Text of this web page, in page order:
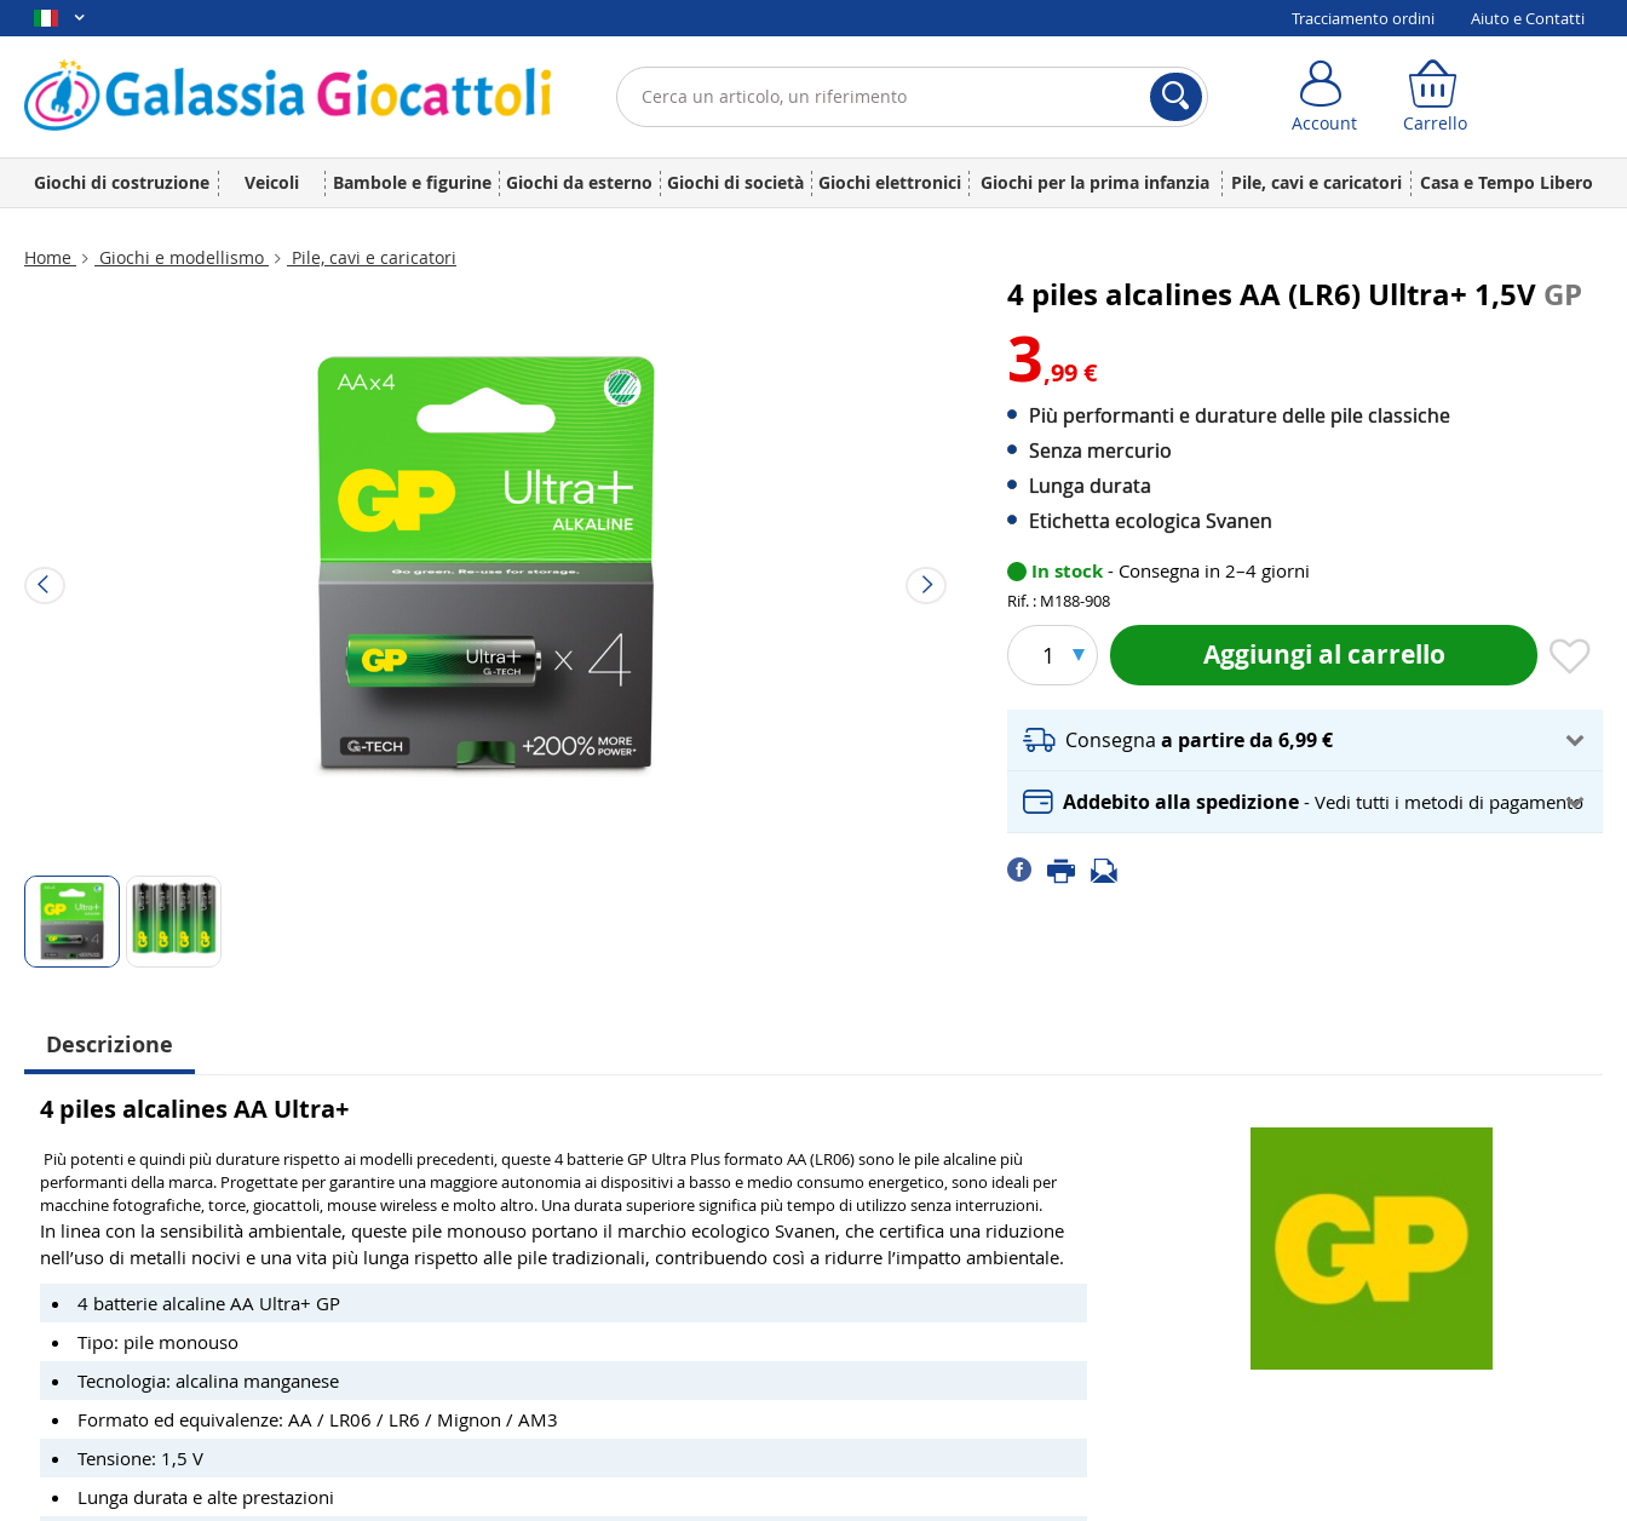
Tracciamento ordini Aiuto e Contatti
Account Carrello
Giochi di costruzione Veicoli Bambole e figurine Giochi da esterno Giochi di società Giochi elettronici Giochi per la prima infanzia Pile, cavi e caricatori Casa e Tempo Libero
Home Giochi e modellismo Pile, cavi e caricatori
4 piles alcalines AA (LR6) Ulltra+ 1,5V GP
3,99 €
Più performanti e durature delle pile classiche
Senza mercurio
Lunga durata
Etichetta ecologica Svanen
In stock - Consegna in 2–4 giorni
Rif. : M188-908
1 Aggiungi al carrello
Consegnaa partire da 6,99 €
Addebito alla spedizione- Vedi tutti i metodi di pagamento
Descrizione
4 piles alcalines AA Ultra+
Più potenti e quindi più durature rispetto ai modelli precedenti, queste 4 batterie GP Ultra Plus formato AA (LR06) sono le pile alcaline più
performanti della marca. Progettate per garantire una maggiore autonomia ai dispositivi a basso e medio consumo energetico, sono ideali per
macchine fotografiche, torce, giocattoli, mouse wireless e molto altro. Una durata superiore significa più tempo di utilizzo senza interruzioni.
In linea con la sensibilità ambientale, queste pile monouso portano il marchio ecologico Svanen, che certifica una riduzione
nell’uso di metalli nocivi e una vita più lunga rispetto alle pile tradizionali, contribuendo così a ridurre l’impatto ambientale.
4 batterie alcaline AA Ultra+ GP
Tipo: pile monouso
Tecnologia: alcalina manganese
Formato ed equivalenze: AA / LR06 / LR6 / Mignon / AM3
Tensione: 1,5 V
Lunga durata e alte prestazioni
Account Carrello